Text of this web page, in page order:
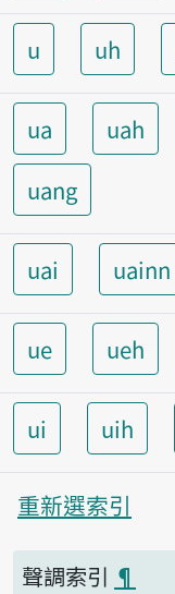
u uh
ua uah
uang
uai uainn
ue ueh
ui uih
重新選索引
聲調索引 ¶